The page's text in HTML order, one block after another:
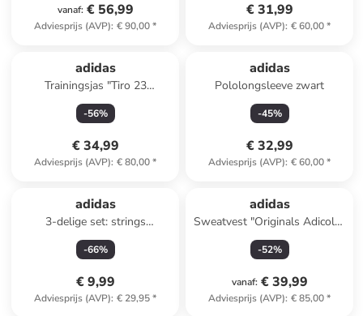
vanaf: € 56,99
Adviesprijs (AVP): € 90,00*
€ 31,99
Adviesprijs (AVP): € 60,00*
adidas
Trainingsjas "Tiro 23
Competition" groen
-56%
€ 34,99
Adviesprijs (AVP): € 80,00*
adidas
Pololongsleeve zwart
-45%
€ 32,99
Adviesprijs (AVP): € 60,00*
adidas
3-delige set: strings
lichtblauw/lichtbruin/zwart
-66%
€ 9,99
Adviesprijs (AVP): € 29,95*
adidas
Sweatvest "Originals Adicolor
Satin" donkerblauw
-52%
vanaf: € 39,99
Adviesprijs (AVP): € 85,00*